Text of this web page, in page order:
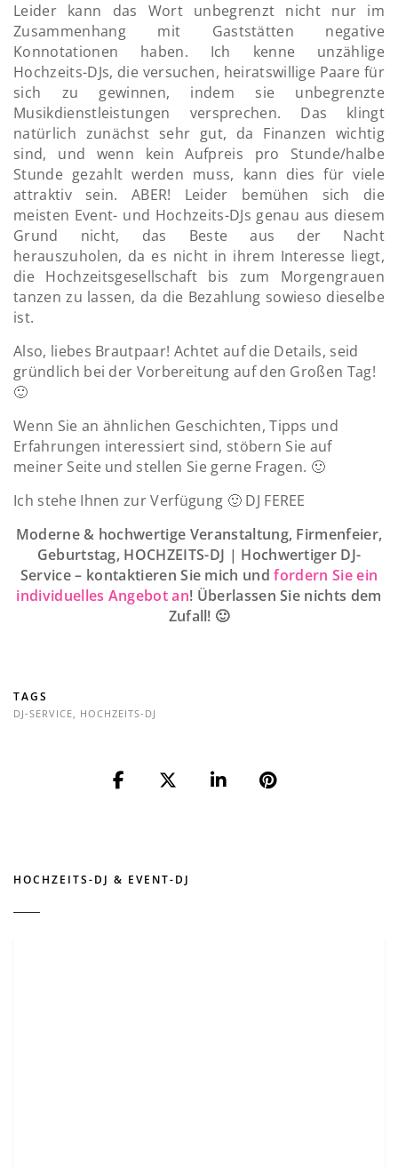
Leider kann das Wort unbegrenzt nicht nur im
Zusammenhang mit Gaststätten negative
Konnotationen haben. Ich kenne unzählige
Hochzeits-DJs, die versuchen, heiratswillige Paare für
sich zu gewinnen, indem sie unbegrenzte
Musikdienstleistungen versprechen. Das klingt
natürlich zunächst sehr gut, da Finanzen wichtig
sind, und wenn kein Aufpreis pro Stunde/halbe
Stunde gezahlt werden muss, kann dies für viele
attraktiv sein. ABER! Leider bemühen sich die
meisten Event- und Hochzeits-DJs genau aus diesem
Grund nicht, das Beste aus der Nacht
herauszuholen, da es nicht in ihrem Interesse liegt,
die Hochzeitsgesellschaft bis zum Morgengrauen
tanzen zu lassen, da die Bezahlung sowieso dieselbe
ist.
Also, liebes Brautpaar! Achtet auf die Details, seid
gründlich bei der Vorbereitung auf den Großen Tag!
🙂
Wenn Sie an ähnlichen Geschichten, Tipps und
Erfahrungen interessiert sind, stöbern Sie auf
meiner Seite und stellen Sie gerne Fragen. 🙂
Ich stehe Ihnen zur Verfügung 🙂 DJ FEREE
Moderne & hochwertige Veranstaltung, Firmenfeier,
Geburtstag, HOCHZEITS-DJ | Hochwertiger DJ-
Service – kontaktieren Sie mich undfordern Sie ein
individuelles Angebot an! Überlassen Sie nichts dem
Zufall! 🙂
TAGS
DJ-SERVICE HOCHZEITS-DJ
HOCHZEITS-DJ & EVENT-DJ